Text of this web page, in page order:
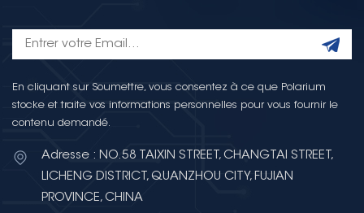
En cliquant sur Soumettre, vous consentez à ce que Polarium
stocke et traite vos informations personnelles pour vous fournir le
contenu demandé.
Adresse : NO.58 TAIXIN STREET, CHANGTAI STREET,
LICHENG DISTRICT, QUANZHOU CITY, FUJIAN
PROVINCE, CHINA